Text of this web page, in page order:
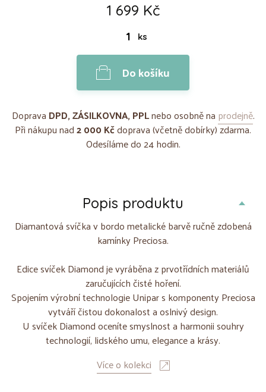
1 699 Kč
ks
Do košíku
Doprava DPD, ZÁSILKOVNA, PPLnebo osobně na prodejně.
Při nákupu nad2 000 Kčdoprava (včetně dobírky) zdarma.
Odesíláme do 24 hodin.
Popis produktu
Diamantová svíčka v bordo metalické barvě ručně zdobená
kamínky Preciosa.
Edice svíček Diamond je vyráběna z prvotřídních materiálů
zaručujících čisté hoření.
Spojením výrobní technologie Unipar s komponenty Preciosa
vytváří čistou dokonalost a oslnivý design.
U svíček Diamond oceníte smyslnost a harmonii souhry
technologií, lidského umu, elegance a krásy.
Více o kolekci